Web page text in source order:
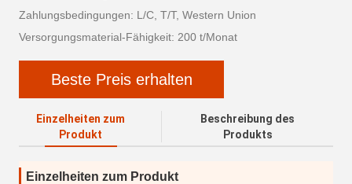
Zahlungsbedingungen: L/C, T/T, Western Union
Versorgungsmaterial-Fähigkeit: 200 t/Monat
Beste Preis erhalten
Einzelheiten zum
Produkt
Beschreibung des
Produkts
Einzelheiten zum Produkt